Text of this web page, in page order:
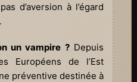
d’aversion à l’égard
un vampire ?Depuis
Européens de l’Est
préventive destinée à